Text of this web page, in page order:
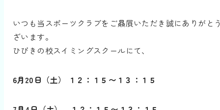
いつも当スポーツクラブをご贔屓いただき誠にありがと
ざいます。
ひびきの校スイミングスクールにて、
6月20日（土） １２：１５〜１３：１５